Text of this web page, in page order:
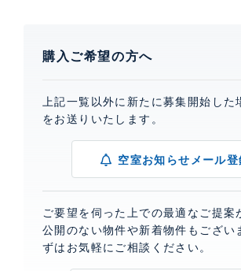
購入ご希望の方へ
上記一覧以外に新たに募集開始した
をお送りいたします。
空室お知らせメール登
ご要望を伺った上での最適なご提案
公開のない物件や新着物件もござい
ずはお気軽にご相談ください。